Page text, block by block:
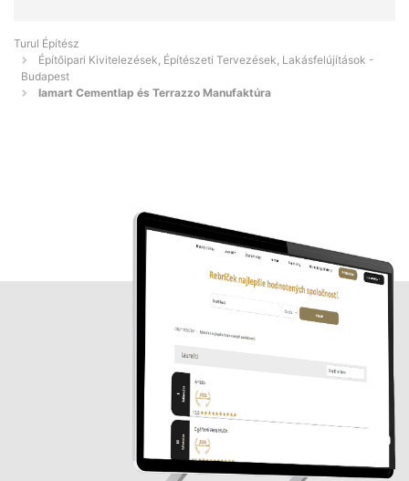
Turul Építész
Építőipari Kivitelezések, Építészeti Tervezések, Lakásfelújítások -
Budapest
Iamart Cementlap és Terrazzo Manufaktúra